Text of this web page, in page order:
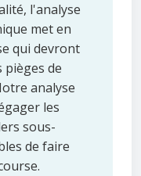
l'analyse
met en
qui devront
de
analyse
les
sous-
de faire